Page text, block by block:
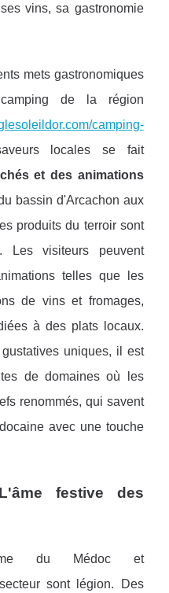
vins, sa gastronomie
mets gastronomiques
de la région
camping-
locales se fait
et des animations
bassin d'Arcachon aux
produits du terroir sont
Les visiteurs peuvent
telles que les
de vins et fromages,
à des plats locaux.
uniques, il est
de domaines où les
renommés, qui savent
avec une touche
festive des
du Médoc et
sont légion. Des